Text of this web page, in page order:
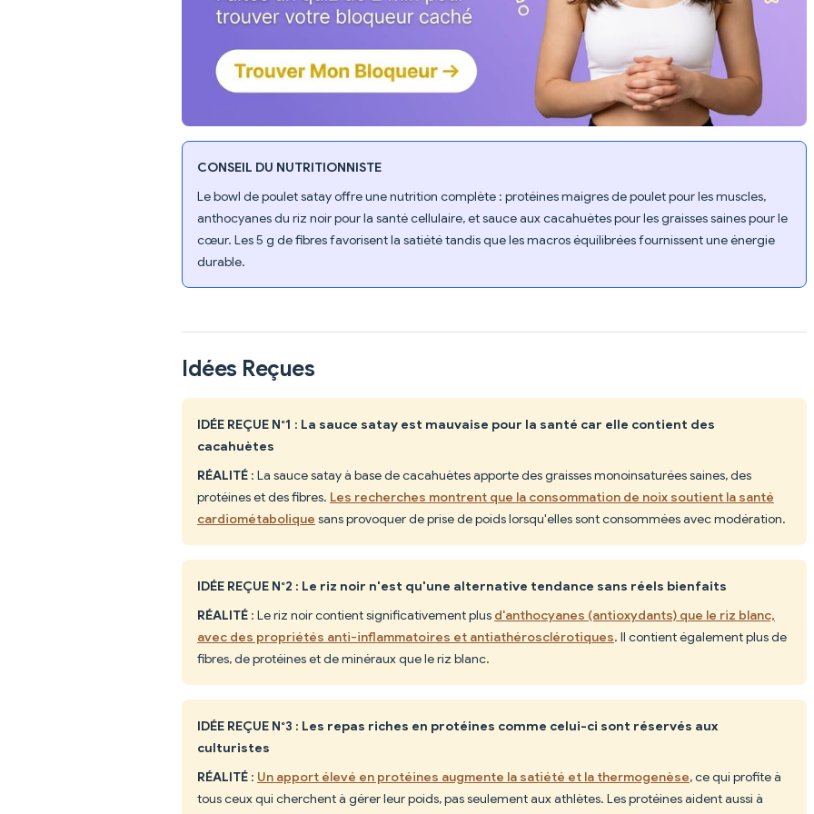
CONSEIL DU NUTRITIONNISTE
Le bowl de poulet satay offre une nutrition complète : protéines maigres de poulet pour les muscles,
anthocyanes du riz noir pour la santé cellulaire, et sauce aux cacahuètes pour les graisses saines pour le
cœur. Les 5 g de fibres favorisent la satiété tandis que les macros équilibrées fournissent une énergie
durable.
Idées Reçues
IDÉE REÇUE N°1 : La sauce satay est mauvaise pour la santé car elle contient des
cacahuètes
RÉALITÉ : La sauce satay à base de cacahuètes apporte des graisses monoinsaturées saines, des
protéines et des fibres. Les recherches montrent que la consommation de noix soutient la santé
cardiométabolique sans provoquer de prise de poids lorsqu'elles sont consommées avec modération.
IDÉE REÇUE N°2 : Le riz noir n'est qu'une alternative tendance sans réels bienfaits
RÉALITÉ : Le riz noir contient significativement plus d'anthocyanes (antioxydants) que le riz blanc,
avec des propriétés anti-inflammatoires et antiathérosclérotiques. Il contient également plus de
fibres, de protéines et de minéraux que le riz blanc.
IDÉE REÇUE N°3 : Les repas riches en protéines comme celui-ci sont réservés aux
culturistes
RÉALITÉ : Un apport élevé en protéines augmente la satiété et la thermogenèse, ce qui profite à
tous ceux qui cherchent à gérer leur poids, pas seulement aux athlètes. Les protéines aident aussi à